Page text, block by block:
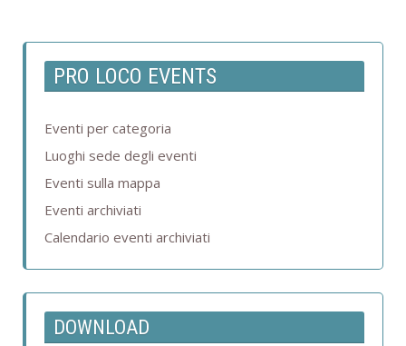
PRO LOCO EVENTS
Eventi per categoria
Luoghi sede degli eventi
Eventi sulla mappa
Eventi archiviati
Calendario eventi archiviati
DOWNLOAD